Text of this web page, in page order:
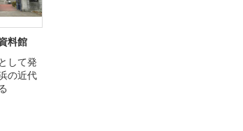
料館
して発
の近代